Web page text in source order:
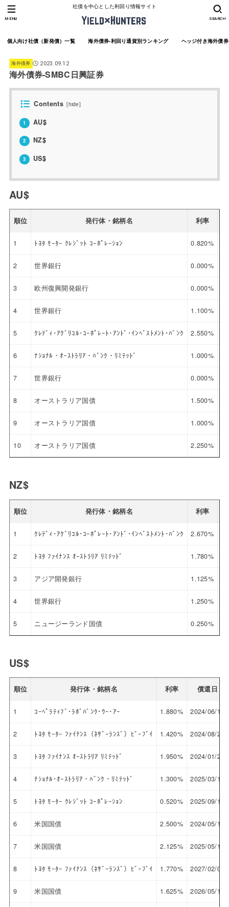
社債を中心とした利回り情報サイト
個人向け社債（新発債）一覧 海外債券-利回り通貨別ランキング ヘッジ付き海外債
SEARCH
MENU
海外債券 2023.09.12
海外債券-SMBC日興証券
Contents [hide]
1 AU$
2 NZ$
3 US$
AU$
順位 発行体・銘柄名 利率
1 ﾄﾖﾀ ﾓｰﾀｰ ｸﾚｼﾞｯﾄ ｺｰﾎﾟﾚｰｼｮﾝ 0.820%
2 世界銀行 0.000%
3 欧州復興開発銀行 0.000%
4 世界銀行 1.100%
5 ｸﾚﾃﾞｨ･ｱｸﾞﾘｺﾙ･ｺｰﾎﾟﾚｰﾄ･ｱﾝﾄﾞ･ｲﾝﾍﾞｽﾄﾒﾝﾄ･ﾊﾞﾝｸ 2.550%
6 ﾅｼｮﾅﾙ・ｵｰｽﾄﾗﾘｱ・ﾊﾞﾝｸ・ﾘﾐﾃｯﾄﾞ 1.000%
7 世界銀行 0.000%
8 オーストラリア国債 1.500%
9 オーストラリア国債 1.000%
10 オーストラリア国債 2.250%
NZ$
順位 発行体・銘柄名 利率
1 ｸﾚﾃﾞｨ･ｱｸﾞﾘｺﾙ･ｺｰﾎﾟﾚｰﾄ･ｱﾝﾄﾞ･ｲﾝﾍﾞｽﾄﾒﾝﾄ･ﾊﾞﾝｸ 2.670%
2 ﾄﾖﾀ ﾌｧｲﾅﾝｽ ｵｰｽﾄﾗﾘｱ ﾘﾐﾃｯﾄﾞ 1.780%
3 アジア開発銀行 1.125%
4 世界銀行 1.250%
5 ニュージーランド国債 0.250%
US$
順位 発行体・銘柄名 利率 償還日
1 ｺｰﾍﾟﾗﾃｨﾌﾞ･ﾗﾎﾞﾊﾞﾝｸ･ｳｰ･ｱｰ 1.880% 2024/06/18
2 ﾄﾖﾀ ﾓｰﾀｰ ﾌｧｲﾅﾝｽ（ﾈｻﾞｰﾗﾝｽﾞ）ﾋﾞｰﾌﾞｲ 1.420% 2024/08/27
3 ﾄﾖﾀ ﾌｧｲﾅﾝｽ ｵｰｽﾄﾗﾘｱ ﾘﾐﾃｯﾄﾞ 1.950% 2024/01/25
4 ﾅｼｮﾅﾙ･ｵｰｽﾄﾗﾘｱ・ﾊﾞﾝｸ・ﾘﾐﾃｯﾄﾞ 1.300% 2025/03/12
5 ﾄﾖﾀ ﾓｰﾀｰ ｸﾚｼﾞｯﾄ ｺｰﾎﾟﾚｰｼｮﾝ 0.520% 2025/09/17
6 米国国債 2.500% 2024/05/15
7 米国国債 2.125% 2025/05/15
8 ﾄﾖﾀ ﾓｰﾀｰ ﾌｧｲﾅﾝｽ（ﾈｻﾞｰﾗﾝｽﾞ）ﾋﾞｰﾌﾞｲ 1.770% 2027/02/01
9 米国国債 1.625% 2026/05/15